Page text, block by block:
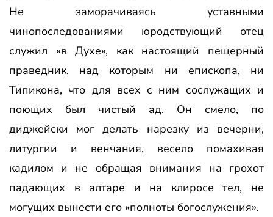
Не заморачиваясь уставными
чинопоследованиями юродствующий отец
служил «в Духе», как настоящий пещерный
праведник, над которым ни епископа, ни
Типикона, что для всех с ним сослужащих и
поющих был чистый ад. Он смело, по
диджейски мог делать нарезку из вечерни,
литургии и венчания, весело помахивая
кадилом и не обращая внимания на грохот
падающих в алтаре и на клиросе тел, не
могущих вынести его «полноты богослужения».